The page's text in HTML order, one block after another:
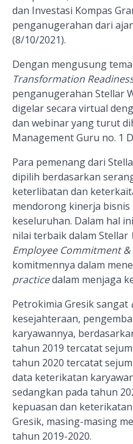
dan Investasi Kompas
penganugerahan dari
(8/10/2021).
Dengan mengusung tema
Transformation
penganugerahan Stellar
digelar secara virtual
dan webinar yang turut
Management Guru no. 1
Para pemenang dari
dipilih berdasarkan
keterlibatan dan
mendorong kinerja bisnis
keseluruhan. Dalam hal
nilai terbaik dalam Stellar
Employee Commitment
komitmennya dalam
practicedalam menjaga
Petrokimia Gresik sangat
kesejahteraan,
karyawannya,
tahun 2019 tercatat
tahun 2020 tercatat
data keterikatan
sedangkan pada tahun
kepuasan dan
Gresik, masing-masing
tahun 2019-2020.